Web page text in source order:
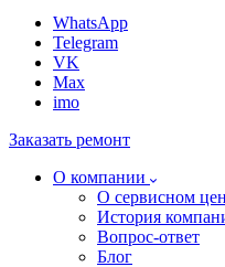
WhatsApp
Telegram
VK
Max
imo
Заказать ремонт
О компании
О сервисном
История
Вопрос-ответ
Блог